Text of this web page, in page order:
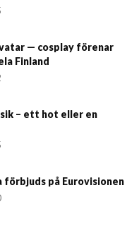
— cosplay förenar
Finland
– ett hot eller en
förbjuds på Eurovisionen